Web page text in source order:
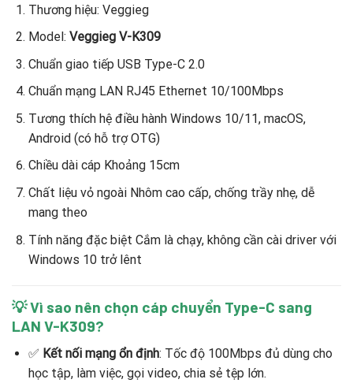
Thương hiệu: Veggieg
Model: Veggieg V-K309
Chuẩn giao tiếp USB Type-C 2.0
Chuẩn mạng LAN RJ45 Ethernet 10/100Mbps
Tương thích hệ điều hành Windows 10/11, macOS,
Android (có hỗ trợ OTG)
Chiều dài cáp Khoảng 15cm
Chất liệu vỏ ngoài Nhôm cao cấp, chống trầy nhẹ, dễ
mang theo
Tính năng đặc biệt Cắm là chạy, không cần cài driver với
Windows 10 trở lênt
💡 Vì sao nên chọn cáp chuyển Type-C sang
LAN V-K309?
✅ Kết nối mạng ổn định: Tốc độ 100Mbps đủ dùng cho
học tập, làm việc, gọi video, chia sẻ tệp lớn.